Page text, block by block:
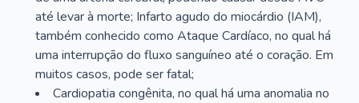
até levar à morte; Infarto agudo do miocárdio (IAM),
também conhecido como Ataque Cardíaco, no qual há
uma interrupção do fluxo sanguíneo até o coração. Em
muitos casos, pode ser fatal;
Cardiopatia congênita, no qual há uma anomalia no